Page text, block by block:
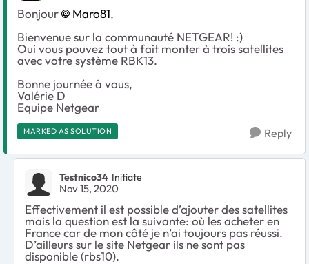
Bonjour Maro81,
Bienvenue sur la communauté NETGEAR! :)
Oui vous pouvez tout à fait monter à trois satellites
avec votre système RBK13.
Bonne journée à vous,
Valérie D
Equipe Netgear
MARKED AS SOLUTION Reply
Testnico34 Initiate
Nov 15, 2020
Effectivement il est possible d’ajouter des satellites
mais la question est la suivante: où les acheter en
France car de mon côté je n’ai toujours pas réussi.
D’ailleurs sur le site Netgear ils ne sont pas
disponible (rbs10).